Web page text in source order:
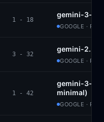
1 - 18
gemini-3-pro
GOOGLE ·
3 - 32
gemini-2.5-
GOOGLE ·
1 - 42
gemini-3-
minimal)
GOOGLE ·